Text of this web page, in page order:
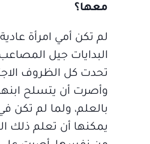
معها؟
لم تكن أمي امرأة
البدايات جيل
تحدت كل الظروف
وأصرت أن يتسلح ابنها
بالعلم، ولما لم تكن
يمكنها أن تعلم ذلك